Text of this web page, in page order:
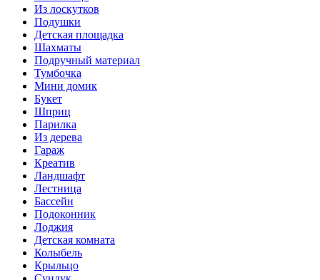
Из лоскутков
Подушки
Детская площадка
Шахматы
Подручный материал
Тумбочка
Мини домик
Букет
Шприц
Парилка
Из дерева
Гараж
Креатив
Ландшафт
Лестница
Бассейн
Подоконник
Лоджия
Детская комната
Колыбель
Крыльцо